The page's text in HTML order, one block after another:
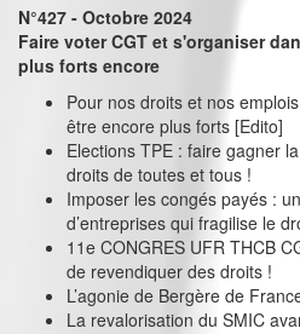
N°427 - Octobre 2024
Faire voter CGT et s'organiser
plus forts encore
Pour nos droits et nos
être encore plus forts [Edito]
Elections TPE : faire gagner
droits de toutes et tous !
Imposer les congés payés :
d’entreprises qui fragilise le
11e CONGRES UFR THCB
de revendiquer des droits !
L’agonie de Bergère de
La revalorisation du SMIC